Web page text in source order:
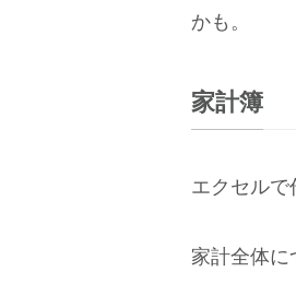
かも。
家計簿
エクセル
家計全体